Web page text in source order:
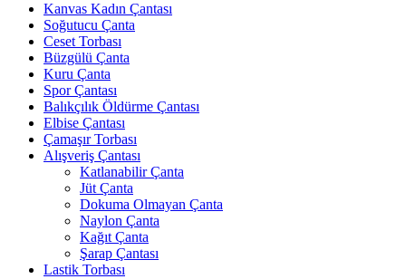
Kanvas Kadın Çantası
Soğutucu Çanta
Ceset Torbası
Büzgülü Çanta
Kuru Çanta
Spor Çantası
Balıkçılık Öldürme Çantası
Elbise Çantası
Çamaşır Torbası
Alışveriş Çantası
Katlanabilir Çanta
Jüt Çanta
Dokuma Olmayan Çanta
Naylon Çanta
Kağıt Çanta
Şarap Çantası
Lastik Torbası